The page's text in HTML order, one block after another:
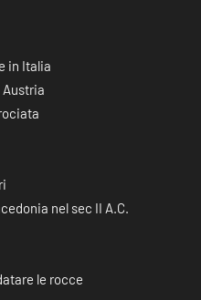
in Italia
nel sec II A.C.
le rocce